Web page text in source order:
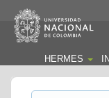
HERMES